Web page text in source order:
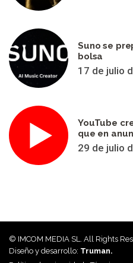
Suno se
bolsa
17 de julio
YouTube
que en
29 de julio
© IMCOM MEDIA SL. All Rights
Diseño y desarrollo: Truman.